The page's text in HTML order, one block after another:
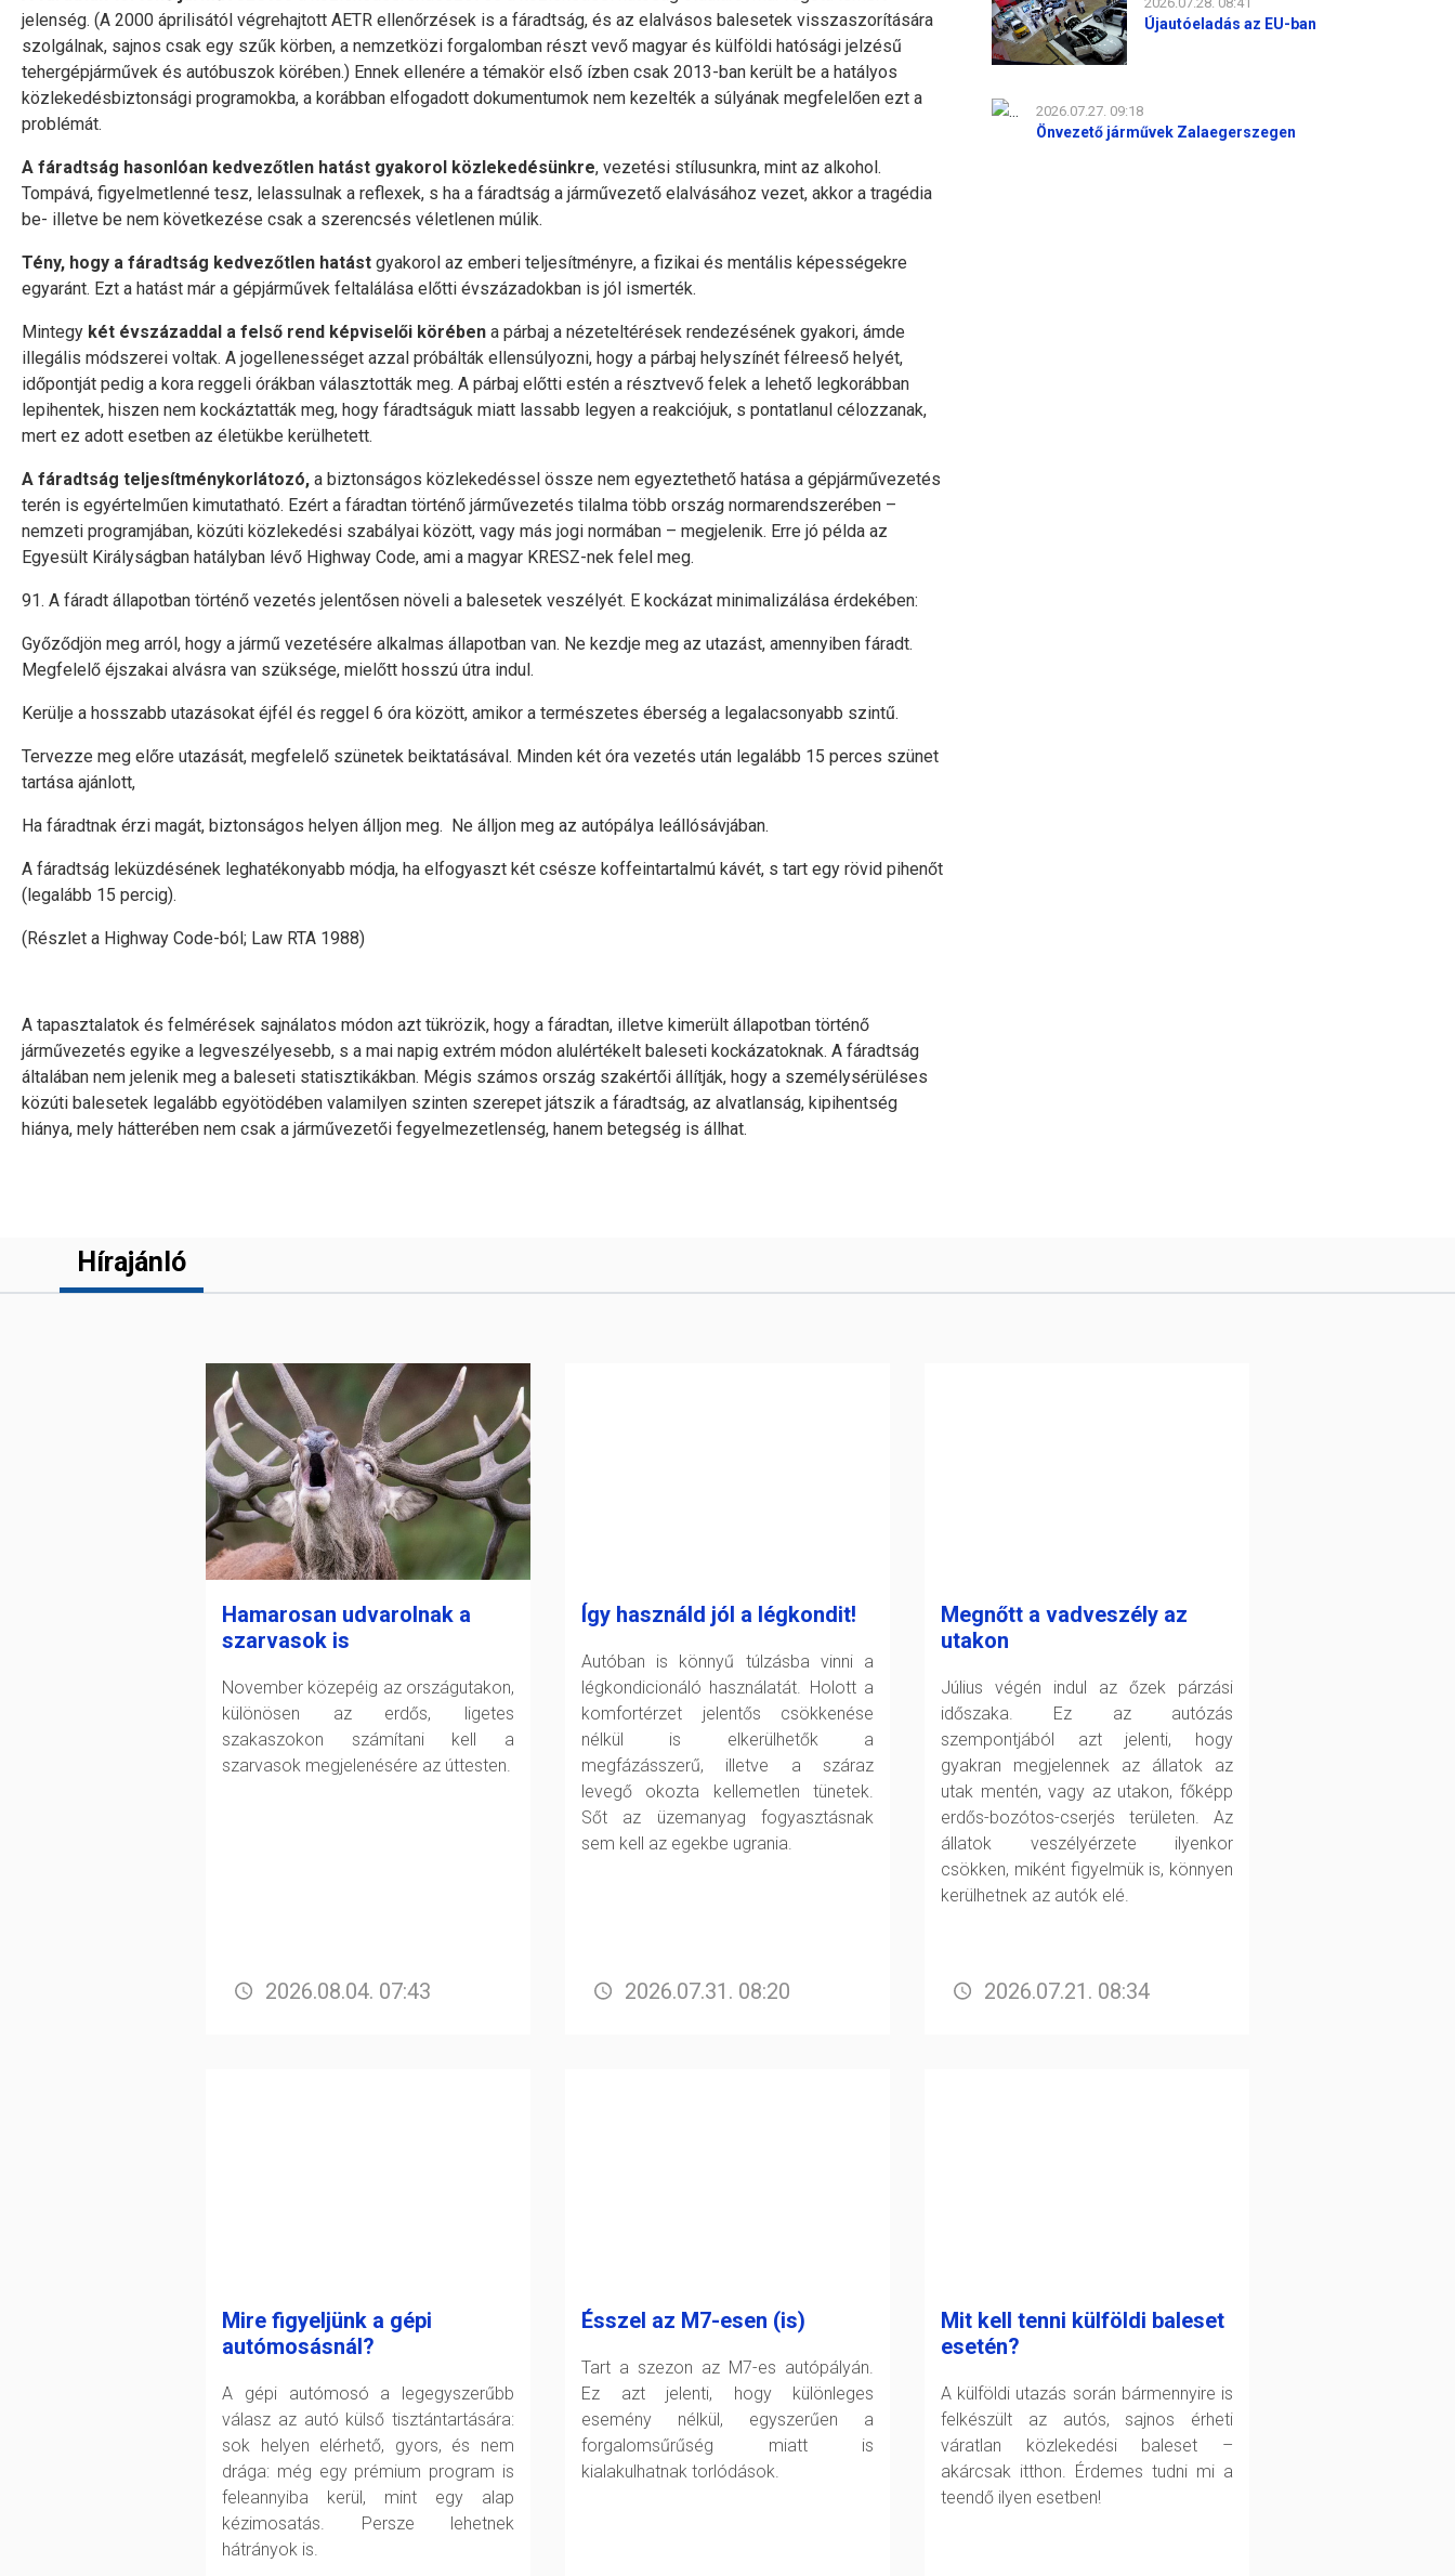
jelenség. (A 2000 áprilisától végrehajtott AETR ellenőrzések is a fáradtság, és az elalvásos balesetek visszaszorítására
szolgálnak, sajnos csak egy szűk körben, a nemzetközi forgalomban részt vevő magyar és külföldi hatósági jelzésű
tehergépjárművek és autóbuszok körében.) Ennek ellenére a témakör első ízben csak 2013-ban került be a hatályos
közlekedésbiztonsági programokba, a korábban elfogadott dokumentumok nem kezelték a súlyának megfelelően ezt a
problémát.
A fáradtság hasonlóan kedvezőtlen hatást gyakorol közlekedésünkre, vezetési stílusunkra, mint az alkohol.
Tompává, figyelmetlenné tesz, lelassulnak a reflexek, s ha a fáradtság a járművezető elalvásához vezet, akkor a tragédia
be- illetve be nem következése csak a szerencsés véletlenen múlik.
Tény, hogy a fáradtság kedvezőtlen hatást gyakorol az emberi teljesítményre, a fizikai és mentális képességekre
egyaránt. Ezt a hatást már a gépjárművek feltalálása előtti évszázadokban is jól ismerték.
Mintegy két évszázaddal a felső rend képviselői körében a párbaj a nézeteltérések rendezésének gyakori, ámde
illegális módszerei voltak. A jogellenességet azzal próbálták ellensúlyozni, hogy a párbaj helyszínét félreeső helyét,
időpontját pedig a kora reggeli órákban választották meg. A párbaj előtti estén a résztvevő felek a lehető legkorábban
lepihentek, hiszen nem kockáztatták meg, hogy fáradtságuk miatt lassabb legyen a reakciójuk, s pontatlanul célozzanak,
mert ez adott esetben az életükbe kerülhetett.
A fáradtság teljesítménykorlátozó, a biztonságos közlekedéssel össze nem egyeztethető hatása a gépjárművezetés
terén is egyértelműen kimutatható. Ezért a fáradtan történő járművezetés tilalma több ország normarendszerében –
nemzeti programjában, közúti közlekedési szabályai között, vagy más jogi normában – megjelenik. Erre jó példa az
Egyesült Királyságban hatályban lévő Highway Code, ami a magyar KRESZ-nek felel meg.
91. A fáradt állapotban történő vezetés jelentősen növeli a balesetek veszélyét. E kockázat minimalizálása érdekében:
Győződjön meg arról, hogy a jármű vezetésére alkalmas állapotban van. Ne kezdje meg az utazást, amennyiben fáradt.
Megfelelő éjszakai alvásra van szüksége, mielőtt hosszú útra indul.
Kerülje a hosszabb utazásokat éjfél és reggel 6 óra között, amikor a természetes éberség a legalacsonyabb szintű.
Tervezze meg előre utazását, megfelelő szünetek beiktatásával. Minden két óra vezetés után legalább 15 perces szünet
tartása ajánlott,
Ha fáradtnak érzi magát, biztonságos helyen álljon meg. Ne álljon meg az autópálya leállósávjában.
A fáradtság leküzdésének leghatékonyabb módja, ha elfogyaszt két csésze koffeintartalmú kávét, s tart egy rövid pihenőt
(legalább 15 percig).
(Részlet a Highway Code-ból; Law RTA 1988)
A tapasztalatok és felmérések sajnálatos módon azt tükrözik, hogy a fáradtan, illetve kimerült állapotban történő
járművezetés egyike a legveszélyesebb, s a mai napig extrém módon alulértékelt baleseti kockázatoknak. A fáradtság
általában nem jelenik meg a baleseti statisztikákban. Mégis számos ország szakértői állítják, hogy a személysérüléses
közúti balesetek legalább egyötödében valamilyen szinten szerepet játszik a fáradtság, az alvatlanság, kipihentség
hiánya, mely hátterében nem csak a járművezetői fegyelmezetlenség, hanem betegség is állhat.
Újautóeladás az EU-ban
2026.07.27. 09:18
Önvezető járművek Zalaegerszegen
Hírajánló
Hamarosan udvarolnak a
szarvasok is
November közepéig az országutakon,
különösen az erdős, ligetes
szakaszokon számítani kell a
szarvasok megjelenésére az úttesten.
2026.08.04. 07:43
Így használd jól a légkondit!
Autóban is könnyű túlzásba vinni a
légkondicionáló használatát. Holott a
komfortérzet jelentős csökkenése
nélkül is elkerülhetők a
megfázásszerű, illetve a száraz
levegő okozta kellemetlen tünetek.
Sőt az üzemanyag fogyasztásnak
sem kell az egekbe ugrania.
2026.07.31. 08:20
Megnőtt a vadveszély az
utakon
Július végén indul az őzek párzási
időszaka. Ez az autózás
szempontjából azt jelenti, hogy
gyakran megjelennek az állatok az
utak mentén, vagy az utakon, főképp
erdős-bozótos-cserjés területen. Az
állatok veszélyérzete ilyenkor
csökken, miként figyelmük is, könnyen
kerülhetnek az autók elé.
2026.07.21. 08:34
Mire figyeljünk a gépi
autómosásnál?
A gépi autómosó a legegyszerűbb
válasz az autó külső tisztántartására:
sok helyen elérhető, gyors, és nem
drága: még egy prémium program is
feleannyiba kerül, mint egy alap
kézimosatás. Persze lehetnek
hátrányok is.
Ésszel az M7-esen (is)
Tart a szezon az M7-es autópályán.
Ez azt jelenti, hogy különleges
esemény nélkül, egyszerűen a
forgalomsűrűség miatt is
kialakulhatnak torlódások.
Mit kell tenni külföldi baleset
esetén?
A külföldi utazás során bármennyire is
felkészült az autós, sajnos érheti
váratlan közlekedési baleset –
akárcsak itthon. Érdemes tudni mi a
teendő ilyen esetben!